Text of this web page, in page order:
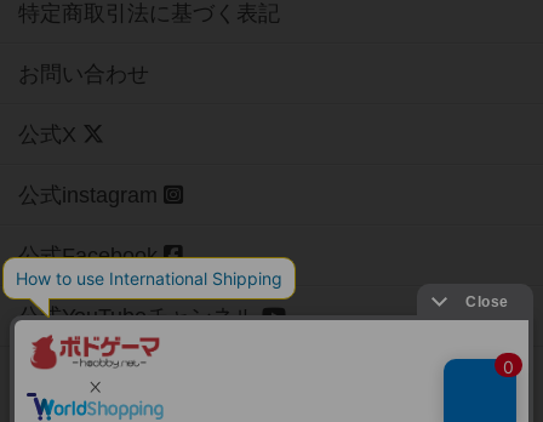
特定商取引法に基づく表記
お問い合わせ
公式X
公式instagram
公式Facebook
公式YouTubeチャンネル